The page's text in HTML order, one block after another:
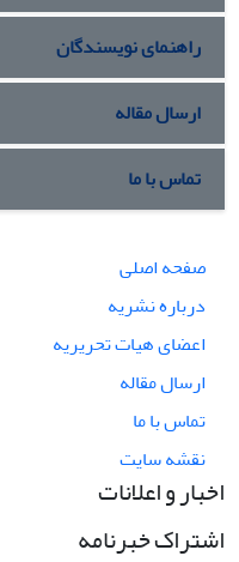
راهنمای نویسندگان
ارسال مقاله
تماس با ما
صفحه اصلی
درباره نشریه
اعضای هیات تحریریه
ارسال مقاله
تماس با ما
نقشه سایت
اخبار و اعلانات
اشتراک خبرنامه